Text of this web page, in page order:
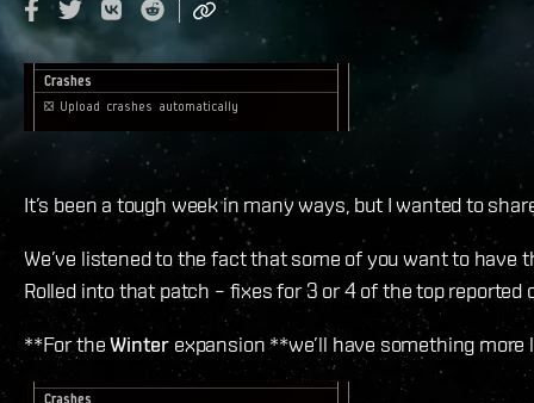
It’s been a tough week in many ways, but I wanted to
We’ve listened to the fact that some of you want to
Rolled into that patch – fixes for 3 or 4 of the top
**For theWinter expansion **we’ll have something more